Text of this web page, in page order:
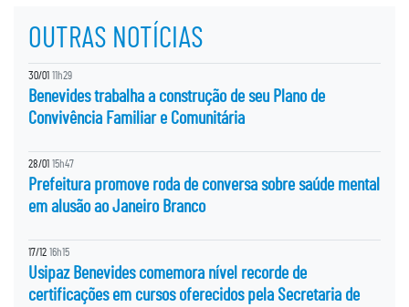
OUTRAS NOTÍCIAS
30/01 11h29
Benevides trabalha a construção de seu Plano de
Convivência Familiar e Comunitária
28/01 15h47
Prefeitura promove roda de conversa sobre saúde mental
em alusão ao Janeiro Branco
17/12 16h15
Usipaz Benevides comemora nível recorde de
certificações em cursos oferecidos pela Secretaria de